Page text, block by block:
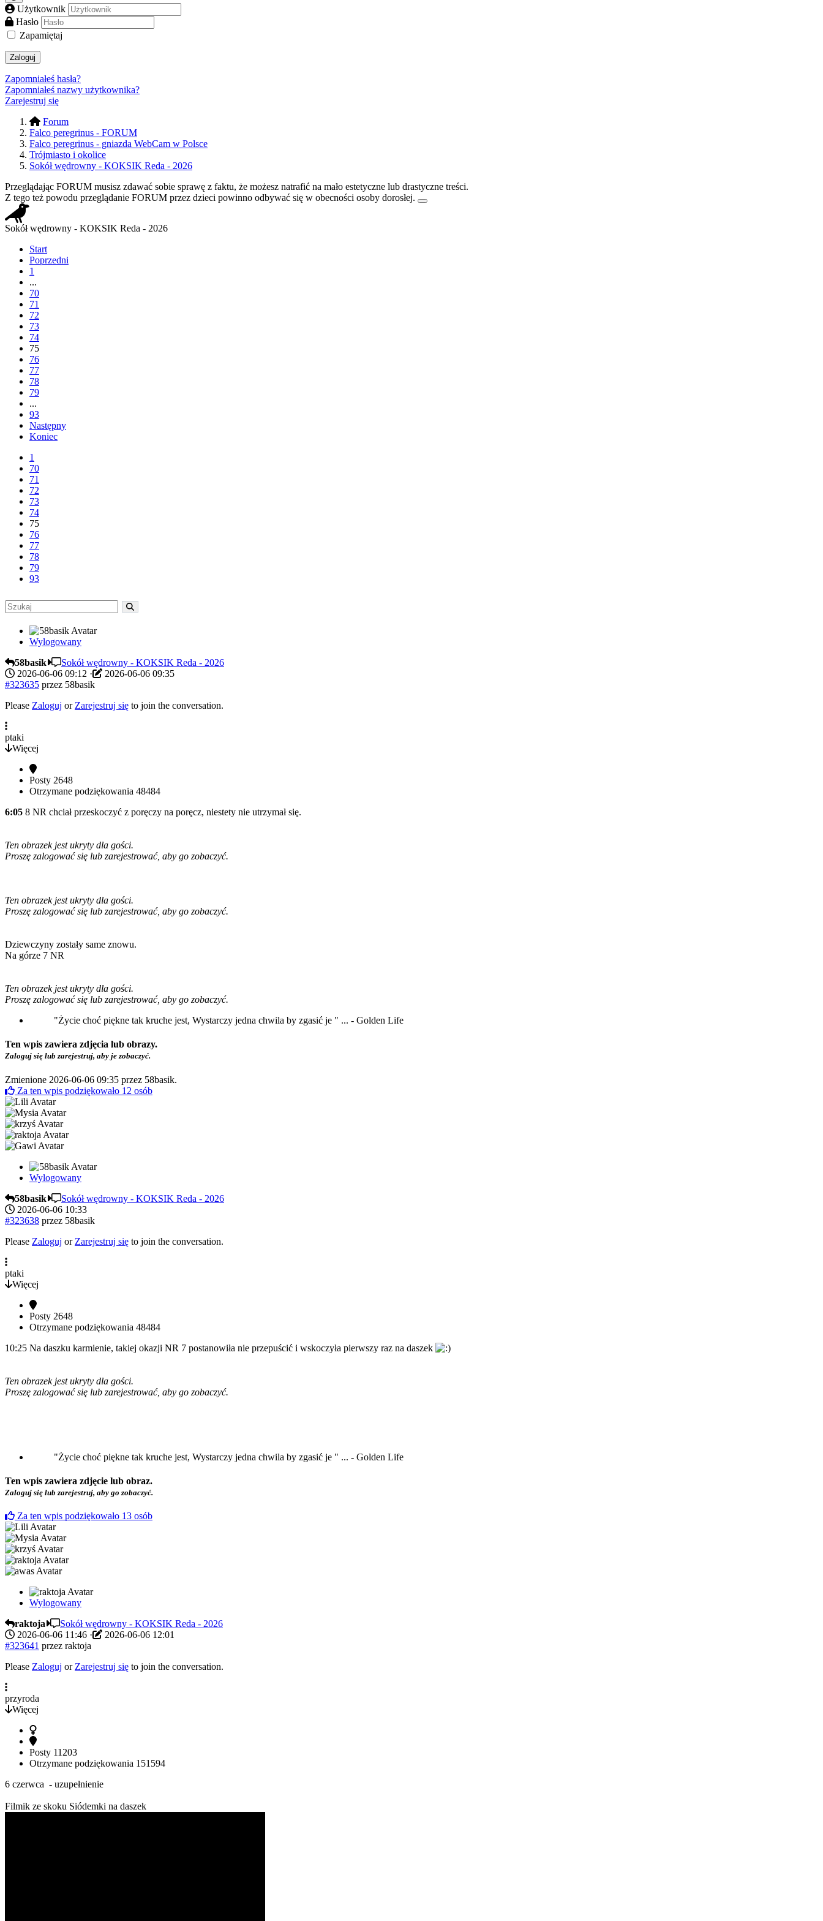
Użytkownik
Hasło
Zapamiętaj
Zaloguj
Zapomniałeś hasła?
Zapomniałeś nazwy użytkownika?
Zarejestruj się
Forum
Falco peregrinus - FORUM
Falco peregrinus - gniazda WebCam w Polsce
Trójmiasto i okolice
Sokół wędrowny - KOKSIK Reda - 2026
Przeglądając FORUM musisz zdawać sobie sprawę z faktu, że możesz natrafić na mało estetyczne lub drastyczne treści.
Z tego też powodu przeglądanie FORUM przez dzieci powinno odbywać się w obecności osoby dorosłej.
Sokół wędrowny - KOKSIK Reda - 2026
Start
Poprzedni
1
...
70
71
72
73
74
75
76
77
78
79
...
93
Następny
Koniec
1
70
71
72
73
74
75
76
77
78
79
93
Wylogowany
58basik
Sokół wędrowny - KOKSIK Reda - 2026
2026-06-06 09:12 ·
2026-06-06 09:35
#323635 przez 58basik
Please Zaloguj or Zarejestruj się to join the conversation.
ptaki
Więcej
Posty 2648
Otrzymane podziękowania 48484
6:05 8 NR chciał przeskoczyć z poręczy na poręcz, niestety nie utrzymał się.
Ten obrazek jest ukryty dla gości.
Proszę zalogować się lub zarejestrować, aby go zobaczyć.
Ten obrazek jest ukryty dla gości.
Proszę zalogować się lub zarejestrować, aby go zobaczyć.
Dziewczyny zostały same znowu.
Na górze 7 NR
Ten obrazek jest ukryty dla gości.
Proszę zalogować się lub zarejestrować, aby go zobaczyć.
"Życie choć piękne tak kruche jest, Wystarczy jedna chwila by zgasić je " ... - Golden Life
Ten wpis zawiera zdjęcia lub obrazy.
Zaloguj się lub zarejestruj, aby je zobaczyć.
Zmienione 2026-06-06 09:35 przez 58basik.
Za ten wpis podziękowało 12 osób
Wylogowany
58basik
Sokół wędrowny - KOKSIK Reda - 2026
2026-06-06 10:33
#323638 przez 58basik
Please Zaloguj or Zarejestruj się to join the conversation.
ptaki
Więcej
Posty 2648
Otrzymane podziękowania 48484
10:25 Na daszku karmienie, takiej okazji NR 7 postanowiła nie przepuścić i wskoczyła pierwszy raz na daszek
Ten obrazek jest ukryty dla gości.
Proszę zalogować się lub zarejestrować, aby go zobaczyć.
"Życie choć piękne tak kruche jest, Wystarczy jedna chwila by zgasić je " ... - Golden Life
Ten wpis zawiera zdjęcie lub obraz.
Zaloguj się lub zarejestruj, aby go zobaczyć.
Za ten wpis podziękowało 13 osób
Wylogowany
raktoja
Sokół wędrowny - KOKSIK Reda - 2026
2026-06-06 11:46 ·
2026-06-06 12:01
#323641 przez raktoja
Please Zaloguj or Zarejestruj się to join the conversation.
przyroda
Więcej
Posty 11203
Otrzymane podziękowania 151594
6 czerwca - uzupełnienie
Filmik ze skoku Siódemki na daszek